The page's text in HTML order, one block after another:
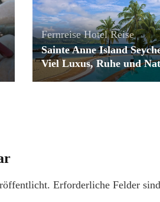
Fernreise Hotel Reise
Sainte Anne Island
Viel Luxus, Ruhe und
Erforderliche Felder